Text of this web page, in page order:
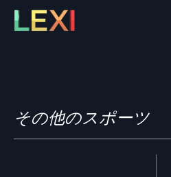
Skip
その他のスポーツ